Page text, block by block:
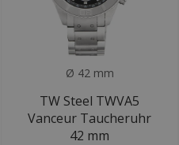
Ø 42 mm
TW Steel TWVA5
Vanceur Taucheruhr
42 mm